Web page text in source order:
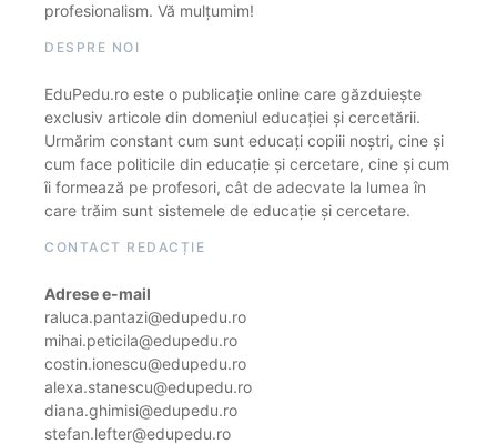
profesionalism. Vă mulțumim!
DESPRE NOI
EduPedu.ro este o publicație online care găzduiește
exclusiv articole din domeniul educației și cercetării.
Urmărim constant cum sunt educați copiii noștri, cine și
cum face politicile din educație și cercetare, cine și cum
îi formează pe profesori, cât de adecvate la lumea în
care trăim sunt sistemele de educație și cercetare.
CONTACT REDACȚIE
Adrese e-mail
raluca.pantazi@edupedu.ro
mihai.peticila@edupedu.ro
costin.ionescu@edupedu.ro
alexa.stanescu@edupedu.ro
diana.ghimisi@edupedu.ro
stefan.lefter@edupedu.ro